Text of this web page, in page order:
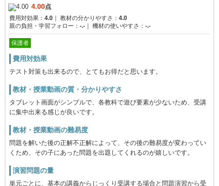
4.00点
費用対効果： 4.0 教材の分かりやすさ： 4.0
親の負担・学習フォロー： -.- 機材の使いやすさ： -.-
保護者
費用対効果
テスト対策も出来るので、とてもお得だと思います。
教材・授業動画の質・分かりやすさ
タブレット画面がシンプルで、各教科で遊び要素が少ないため、受講
に集中出来る感じが良いです。
教材・授業動画の難易度
問題を解いた後の正解不正解によって、その後の難易度が変わってい
くため、その子にあった問題を出題してくれるのが嬉しいです。
演習問題の量
単元ごとに、基本の講義からじっくり受講する場合と問題演習から受